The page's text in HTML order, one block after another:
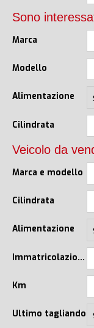
Sono
Marca
Modello
Alimentazione
Cilindrata
Veicolo da
Marca e modello
Cilindrata
Alimentazione
Immatricolazione
Km
Ultimo tagliando